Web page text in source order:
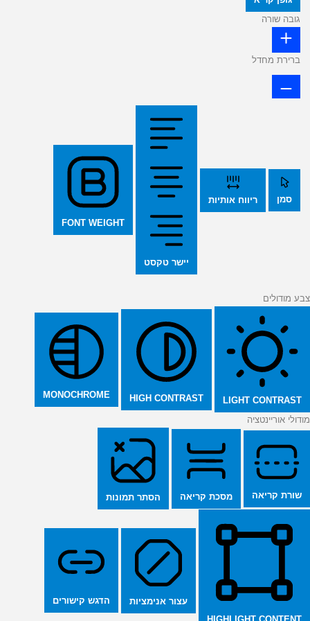
גובה שורה
ברירת מחדל
סמן ריווח אותיות
יישר טקסט
FONT WEIGHT
צבע מודולים
LIGHT CONTRAST
HIGH CONTRAST
MONOCHROME
מודולי אוריינטציה
שורת קריאה מסכת קריאה הסתר תמונות
עצור אנימציות הדגש קישורים